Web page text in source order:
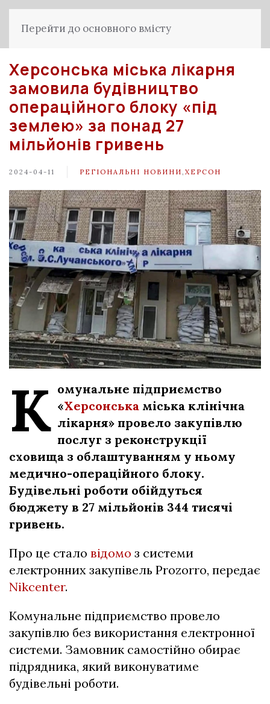
Перейти до основного вмісту
Херсонська міська лікарня
замовила будівництво
операційного блоку «під
землею» за понад 27
мільйонів гривень
2024-04-11 РЕГІОНАЛЬНІ НОВИНИ ХЕРСОН
К омунальне підприємство
«Херсонська міська клінічна
лікарня» провело закупівлю
послуг з реконструкції
сховища з облаштуванням у ньому
медично-операційного блоку.
Будівельні роботи обійдуться
бюджету в 27 мільйонів 344 тисячі
гривень.
Про це стало відомо з системи
електронних закупівель Prozorro, передає
Nikcenter.
Комунальне підприємство провело
закупівлю без використання електронної
системи. Замовник самостійно обирає
підрядника, який виконуватиме
будівельні роботи.